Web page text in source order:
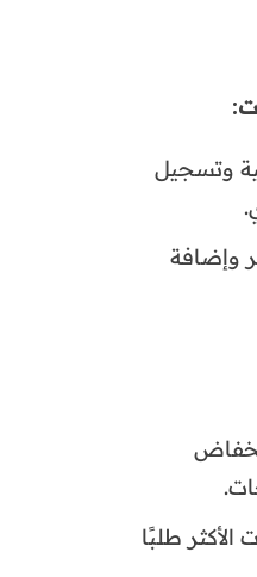
وتسجيل
وإضافة
طلبًا